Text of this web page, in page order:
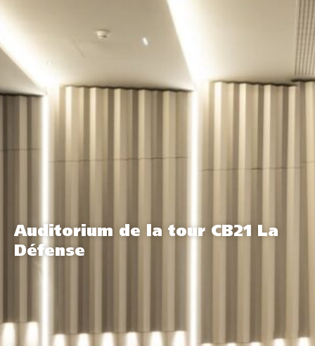
Auditorium de la tour CB21 La
Défense